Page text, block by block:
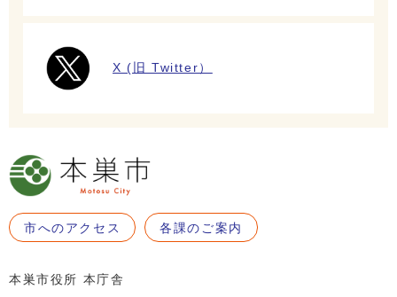
X (旧 Twitter）
市へのアクセス 各課のご案内
本巣市役所 本庁舎